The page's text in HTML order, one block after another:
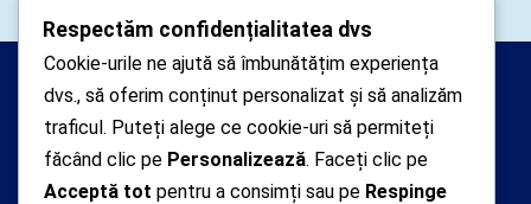
Arhipelago Interactive © 2010-
2024. Toate drepturile rezervate.
Datele cu caracter personal
colectate pe acest site sunt administrate de un
Respectăm confidențialitatea dvs
Cookie-urile ne ajută să îmbunătățim experiența
dvs., să oferim conținut personalizat și să analizăm
traficul. Puteți alege ce cookie-uri să permiteți
făcând clic pe Personalizează. Faceți clic pe
Acceptă tot pentru a consimți sau pe Respinge